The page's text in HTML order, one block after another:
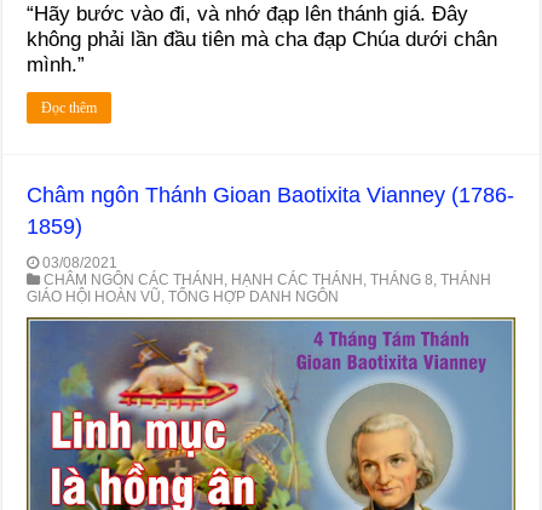
“Hãy bước vào đi, và nhớ đạp lên thánh giá. Ðây
không phải lần đầu tiên mà cha đạp Chúa dưới chân
mình.”
Đọc thêm
Châm ngôn Thánh Gioan Baotixita Vianney (1786-
1859)
03/08/2021
CHÂM NGÔN CÁC THÁNH HẠNH CÁC THÁNH ,THÁNG 8 ,THÁNH
GIÁO HỘI HOÀN VŨ ,TỔNG HỢP DANH NGÔN